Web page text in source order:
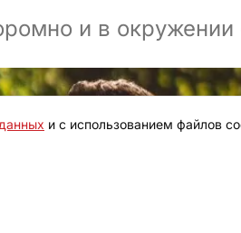
и в
и с использованием файлов